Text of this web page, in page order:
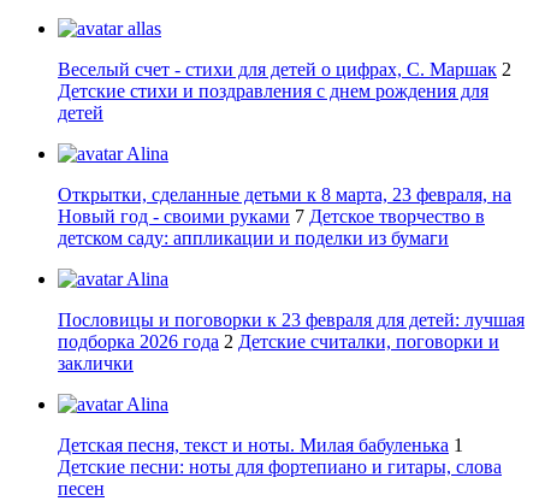
allas
Веселый счет - стихи для детей о цифрах, С. Маршак 2
Детские стихи и поздравления с днем рождения для
детей
Alina
Открытки, сделанные детьми к 8 марта, 23 февраля, на
Новый год - своими руками 7 Детское творчество в
детском саду: аппликации и поделки из бумаги
Alina
Пословицы и поговорки к 23 февраля для детей: лучшая
подборка 2026 года 2 Детские считалки, поговорки и
заклички
Alina
Детская песня, текст и ноты. Милая бабуленька 1
Детские песни: ноты для фортепиано и гитары, слова
песен